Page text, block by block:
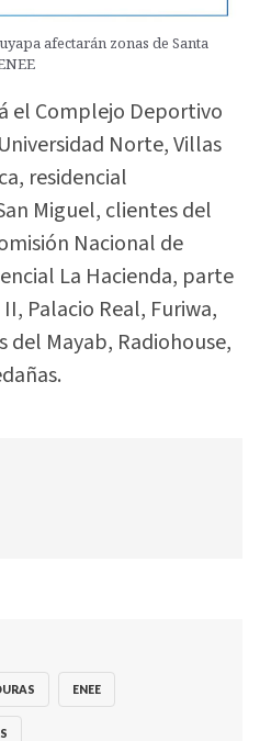
afectarán zonas de Santa
el Complejo Deportivo
Norte, Villas
residencial
Miguel, clientes del
Nacional de
La Hacienda, parte
Palacio Real, Furiwa,
del Mayab, Radiohouse,
ENEE